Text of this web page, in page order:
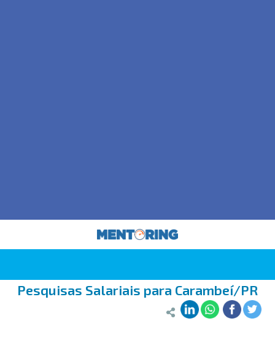
Pesquisas Salariais para Carambeí/PR